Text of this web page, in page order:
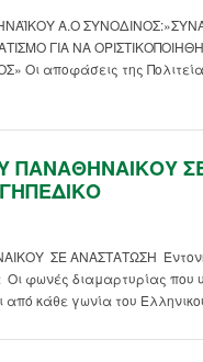
Α.Ο
ΓΙΑ ΝΑ
Οι αποφάσεις της
ΠΑΝΑΘΗΝΑΙΚΟΥ
ΣΕ ΑΝΑΣΤΑΤΩΣΗ
Οι φωνές διαμαρτυρίας που
από κάθε γωνία του